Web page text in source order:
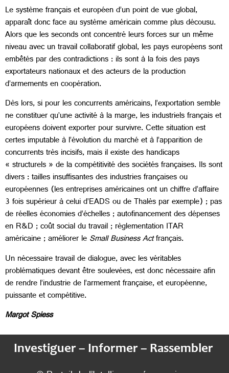
Le système français et européen d’un point de vue global,
apparaît donc face au système américain comme plus décousu.
Alors que les seconds ont concentré leurs forces sur un même
niveau avec un travail collaboratif global, les pays européens sont
embêtés par des contradictions : ils sont à la fois des pays
exportateurs nationaux et des acteurs de la production
d’armements en coopération.
Dès lors, si pour les concurrents américains, l’exportation semble
ne constituer qu’une activité à la marge, les industriels français et
européens doivent exporter pour survivre. Cette situation est
certes imputable à l’évolution du marché et à l’apparition de
concurrents très incisifs, mais il existe des handicaps
« structurels » de la compétitivité des sociétés françaises. Ils sont
divers : tailles insuffisantes des industries françaises ou
européennes (les entreprises américaines ont un chiffre d’affaire
3 fois supérieur à celui d’EADS ou de Thalès par exemple) ; pas
de réelles économies d’échelles ; autofinancement des dépenses
en R&D ; coût social du travail ; règlementation ITAR
américaine ; améliorer leSmall Business Actfrançais.
Un nécessaire travail de dialogue, avec les véritables
problématiques devant être soulevées, est donc nécessaire afin
de rendre l’industrie de l’armement française, et européenne,
puissante et compétitive.
Margot Spiess
Investiguer – Informer – Rassembler